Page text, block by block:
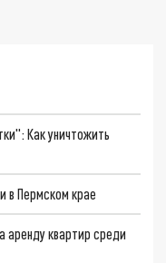
Как уничтожить
в Пермском крае
аренду квартир среди